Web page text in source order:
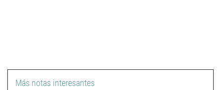
Más notas interesantes